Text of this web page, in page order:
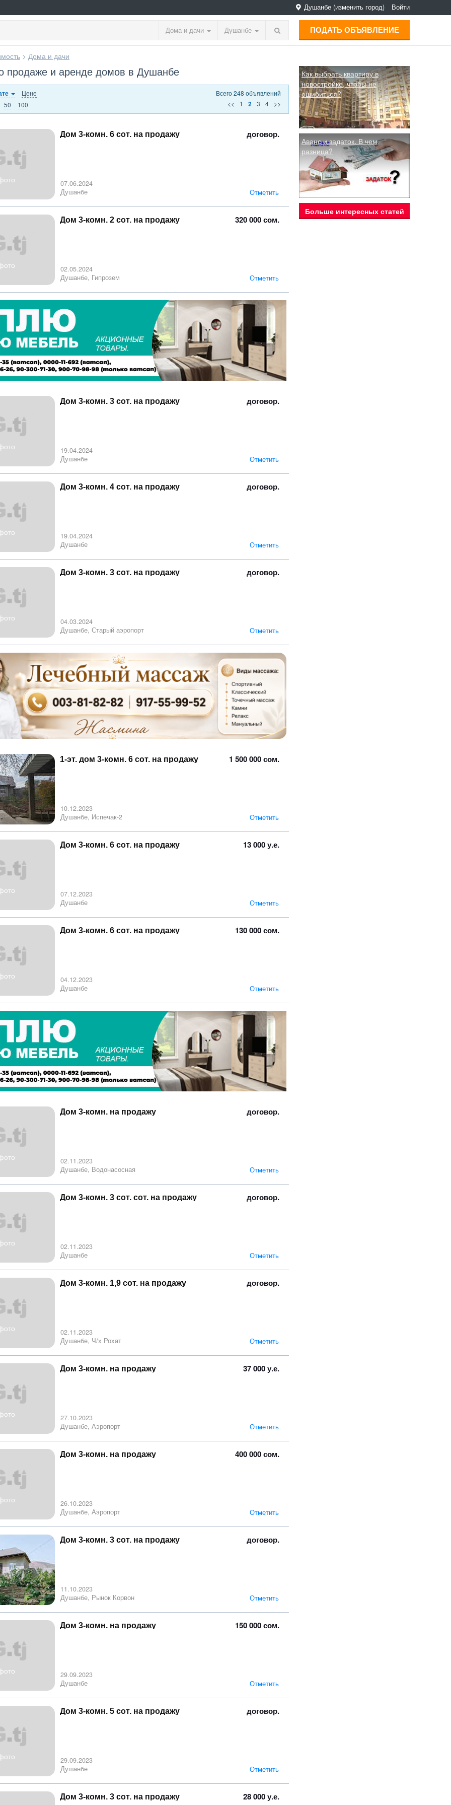
Душанбе (изменить город) Войти
Дома и дачи Душанбе ПОДАТЬ ОБЪЯВЛЕНИЕ
> Дома и дачи
продаже и аренде домов в Душанбе
Цене
50
100
Всего 248 объявлений
<<
1 2 3 4 >>
договор.
Дом 3-комн. 6 сот. на продажу
07.06.2024
Душанбе
Отметить
320 000 сом.
Дом 3-комн. 2 сот. на продажу
02.05.2024
Душанбе, Гипрозем
Отметить
договор.
Дом 3-комн. 3 сот. на продажу
19.04.2024
Душанбе
Отметить
договор.
Дом 3-комн. 4 сот. на продажу
19.04.2024
Душанбе
Отметить
договор.
Дом 3-комн. 3 сот. на продажу
04.03.2024
Душанбе, Старый аэропорт
Отметить
1 500 000 сом.
1-эт. дом 3-комн. 6 сот. на продажу
10.12.2023
Душанбе, Испечак-2
Отметить
13 000 у.е.
Дом 3-комн. 6 сот. на продажу
07.12.2023
Душанбе
Отметить
130 000 сом.
Дом 3-комн. 6 сот. на продажу
04.12.2023
Душанбе
Отметить
договор.
Дом 3-комн. на продажу
02.11.2023
Душанбе, Водонасосная
Отметить
договор.
Дом 3-комн. 3 сот. сот. на продажу
02.11.2023
Душанбе
Отметить
договор.
Дом 3-комн. 1,9 сот. на продажу
02.11.2023
Душанбе, Ч/х Рохат
Отметить
37 000 у.е.
Дом 3-комн. на продажу
27.10.2023
Душанбе, Аэропорт
Отметить
400 000 сом.
Дом 3-комн. на продажу
26.10.2023
Душанбе, Аэропорт
Отметить
договор.
Дом 3-комн. 3 сот. на продажу
11.10.2023
Душанбе, Рынок Корвон
Отметить
150 000 сом.
Дом 3-комн. на продажу
29.09.2023
Душанбе
Отметить
договор.
Дом 3-комн. 5 сот. на продажу
29.09.2023
Душанбе
Отметить
28 000 у.е.
Дом 3-комн. 3 сот. на продажу
Как выбрать квартиру в
новостройке, чтобы не
ошибиться?
Аванс и задаток. В чем
разница?
Больше интересных статей